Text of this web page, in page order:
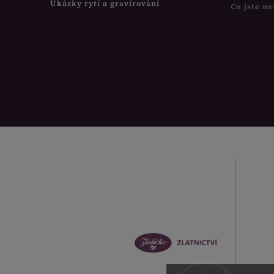
Ukázky rytí a gravírování
Co jste